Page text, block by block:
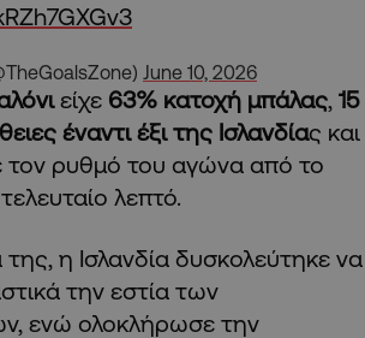
June 10, 2026
είχε 63% κατοχή μπάλας, 15
έναντι έξι της Ισλανδίας και
τον ρυθμό του αγώνα από το
λεπτό.
η Ισλανδία δυσκολεύτηκε να
την εστία των
ενώ ολοκλήρωσε την